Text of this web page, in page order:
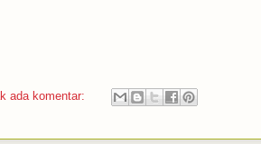
ada komentar: